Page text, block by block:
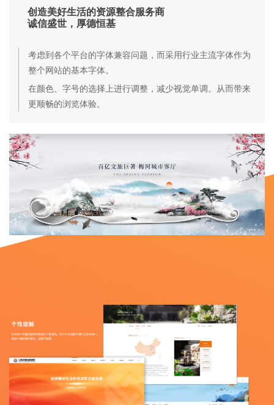
创造美好生活的资源整合服务商
诚信盛世，厚德恒基
考虑到各个平台的字体兼容问题，而采用行业主流字体作为
整个网站的基本字体。
在颜色、字号的选择上进行调整，减少视觉单调。从而带来
更顺畅的浏览体验。